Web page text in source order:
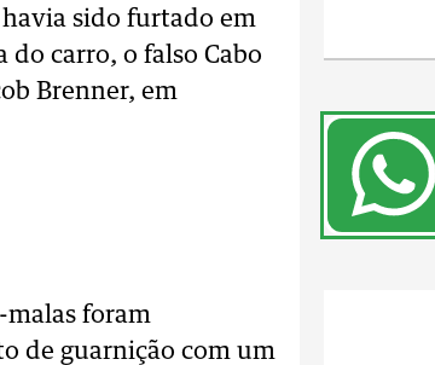
havia sido furtado em
do carro, o falso Cabo
Brenner, em
malas foram
de guarnição com um